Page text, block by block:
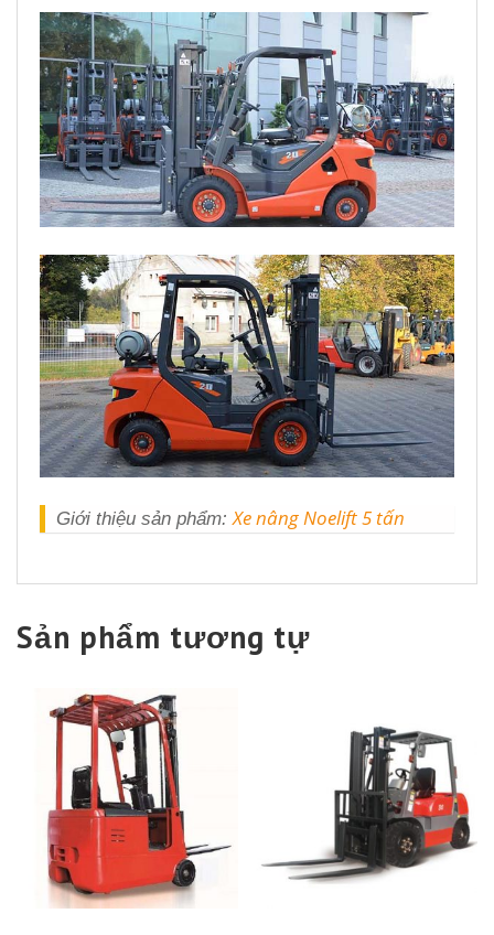
Giới thiệu sản phẩm:Xe nâng Noelift 5 tấn
Sản phẩm tương tự